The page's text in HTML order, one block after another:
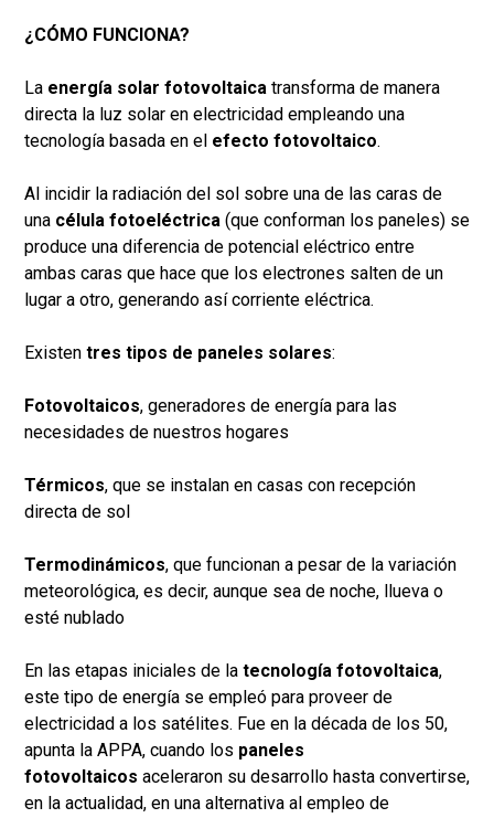
¿CÓMO FUNCIONA?
La energía solar fotovoltaica transforma de manera
directa la luz solar en electricidad empleando una
tecnología basada en el efecto fotovoltaico.
Al incidir la radiación del sol sobre una de las caras de
una célula fotoeléctrica (que conforman los paneles) se
produce una diferencia de potencial eléctrico entre
ambas caras que hace que los electrones salten de un
lugar a otro, generando así corriente eléctrica.
Existen tres tipos de paneles solares:
Fotovoltaicos, generadores de energía para las
necesidades de nuestros hogares
Térmicos, que se instalan en casas con recepción
directa de sol
Termodinámicos, que funcionan a pesar de la variación
meteorológica, es decir, aunque sea de noche, llueva o
esté nublado
En las etapas iniciales de la tecnología fotovoltaica,
este tipo de energía se empleó para proveer de
electricidad a los satélites. Fue en la década de los 50,
apunta la APPA, cuando los paneles
fotovoltaicos aceleraron su desarrollo hasta convertirse,
en la actualidad, en una alternativa al empleo de